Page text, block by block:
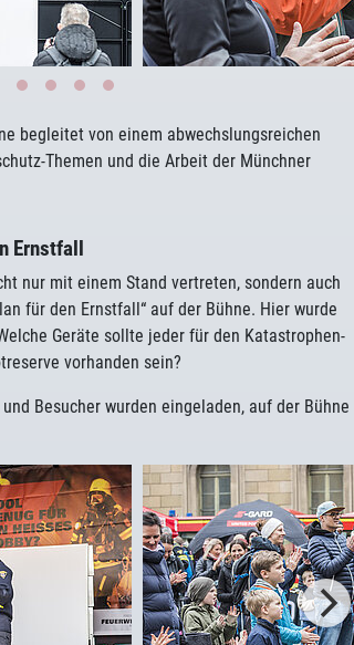
begleitet von einem abwechslungsreichen
Themen und die Arbeit der Münchner
Ernstfall
nur mit einem Stand vertreten, sondern auch
für den Ernstfall“ auf der Bühne. Hier wurde
Geräte sollte jeder für den Katastrophen-
vorhanden sein?
Besucher wurden eingeladen, auf der Bühne